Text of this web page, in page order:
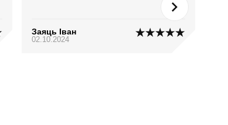
Заяць Іван
02.10.2024